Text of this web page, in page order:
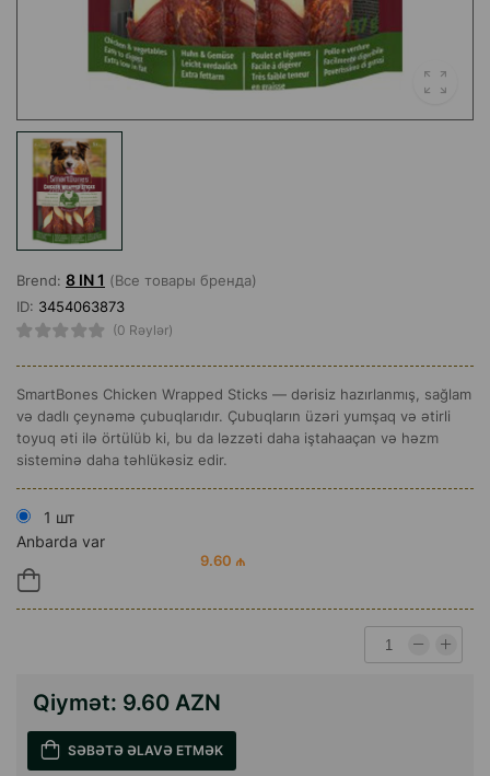
Brend: 8 IN 1 (Все товары бренда)
ID: 3454063873
(0 Rəylər)
SmartBones Chicken Wrapped Sticks — dərisiz hazırlanmış, sağlam
və dadlı çeynəmə çubuqlarıdır. Çubuqların üzəri yumşaq və ətirli
toyuq əti ilə örtülüb ki, bu da ləzzəti daha iştahaaçan və həzm
sisteminə daha təhlükəsiz edir.
1 шт
Anbarda var
9.60 ₼
Qiymət: 9.60 AZN
SƏBƏTƏ ƏLAVƏ ETMƏK